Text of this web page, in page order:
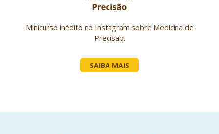
Minicurso inédito no Instagram sobre Medicina de
Precisão.
SAIBA MAIS